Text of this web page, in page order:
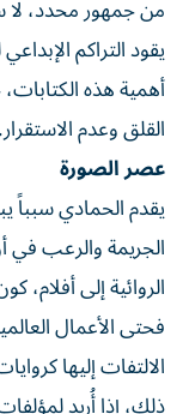
من جمهور محدد، لا
يقود التراكم
أهمية هذه
القلق وعدم الاستقرار.
عصر الصورة
يقدم الحمادي سبباً
الجريمة والرعب في
الروائية إلى
فحتى الأعمال
الالتفات إليها